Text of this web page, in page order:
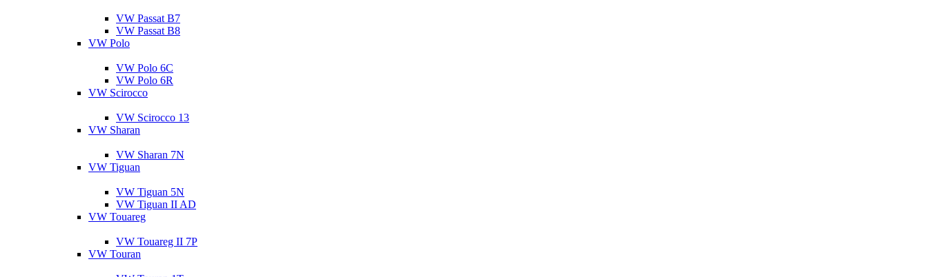
VW Passat B7
VW Passat B8
VW Polo
VW Polo 6C
VW Polo 6R
VW Scirocco
VW Scirocco 13
VW Sharan
VW Sharan 7N
VW Tiguan
VW Tiguan 5N
VW Tiguan II AD
VW Touareg
VW Touareg II 7P
VW Touran